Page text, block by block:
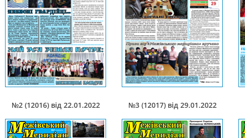
№2 (12016) від 22.01.2022 №3 (12017) від 29.01.2022